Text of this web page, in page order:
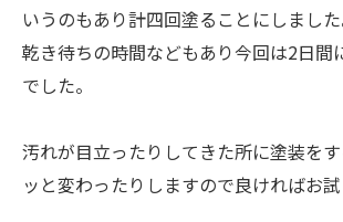
いうのもあり計四回塗ることにしました
乾き待ちの時間などもあり今回は2日間
でした。
汚れが目立ったりしてきた所に塗装を
ッと変わったりしますので良ければお試